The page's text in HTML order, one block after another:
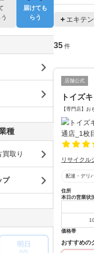
エキテ
35 件
店舗公式
トイズ
【専門店】お
リサイクル
配達・デリ
住所
本日の営業状
価格帯
おすすめの
届けても
らう
種
買取り
プ
明日